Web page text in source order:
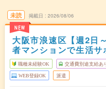
未読
NEW
掲載日 2026/08/06
大阪市浪速区【週2日
者マンションで生活サ
職種未経験OK 交通費別途支給あ
WEB登録OK 派遣